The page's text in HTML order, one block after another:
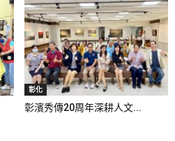
彰化
彰濱秀傳20周年深耕人文...